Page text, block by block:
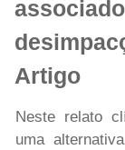
Artigo
Neste relato
uma